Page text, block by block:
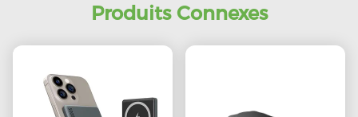
Produits Connexes